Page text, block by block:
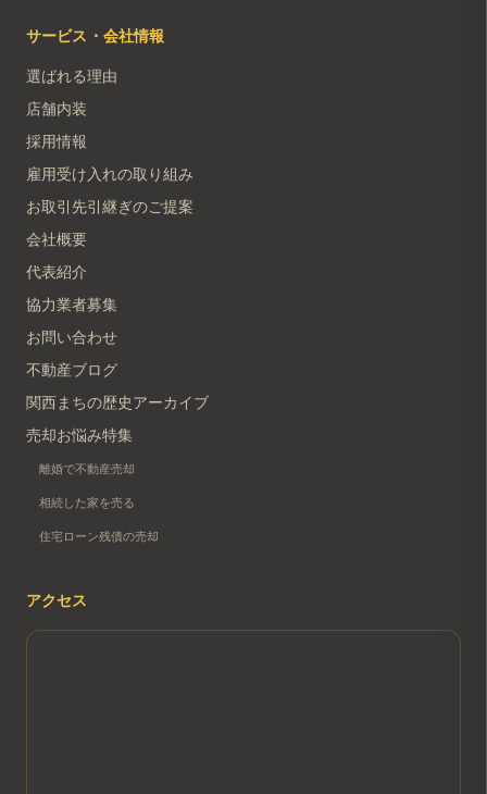
サービス・会社情報
選ばれる理由
店舗内装
採用情報
雇用受け入れの取り組み
お取引先引継ぎのご提案
会社概要
代表紹介
協力業者募集
お問い合わせ
不動産ブログ
関西まちの歴史アーカイブ
売却お悩み特集
離婚で不動産売却
相続した家を売る
住宅ローン残債の売却
アクセス